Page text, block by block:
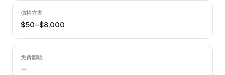
價格方案
$50–$8,000
免費體驗
—